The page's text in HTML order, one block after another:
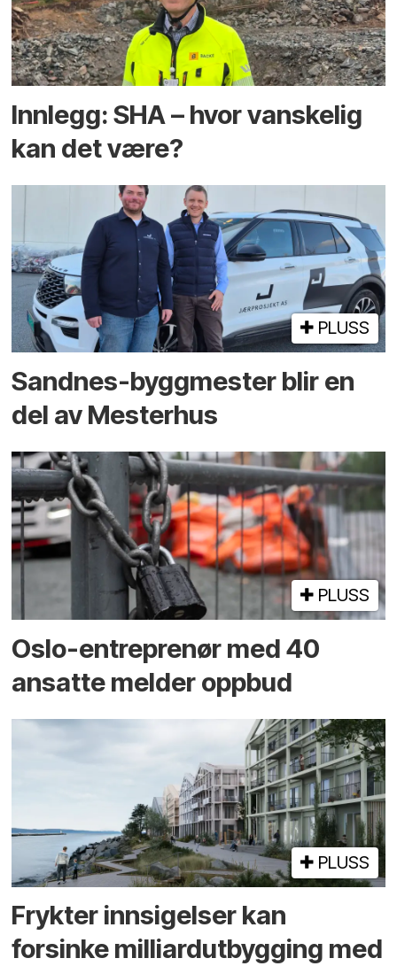
Innlegg: SHA – hvor vanskelig
kan det være?
PLUSS
Sandnes-byggmester blir en
del av Mesterhus
PLUSS
Oslo-entreprenør med 40
ansatte melder oppbud
PLUSS
Frykter innsigelser kan
forsinke milliard­utbygging med